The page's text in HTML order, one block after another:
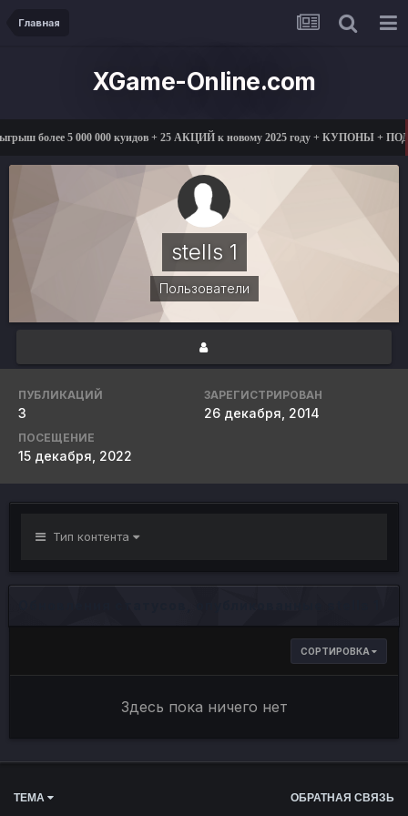
Главная
XGame-Online.com
более 5 000 000 куидов + 25 АКЦИЙ к новому 2025 году + КУПОНЫ +
stells 1
Пользователи
ПУБЛИКАЦИЙ
3
ЗАРЕГИСТРИРОВАН
26 декабря, 2014
ПОСЕЩЕНИЕ
15 декабря, 2022
Тип контента
СОРТИРОВКА
Здесь пока ничего нет
ТЕМА ОБРАТНАЯ СВЯЗЬ